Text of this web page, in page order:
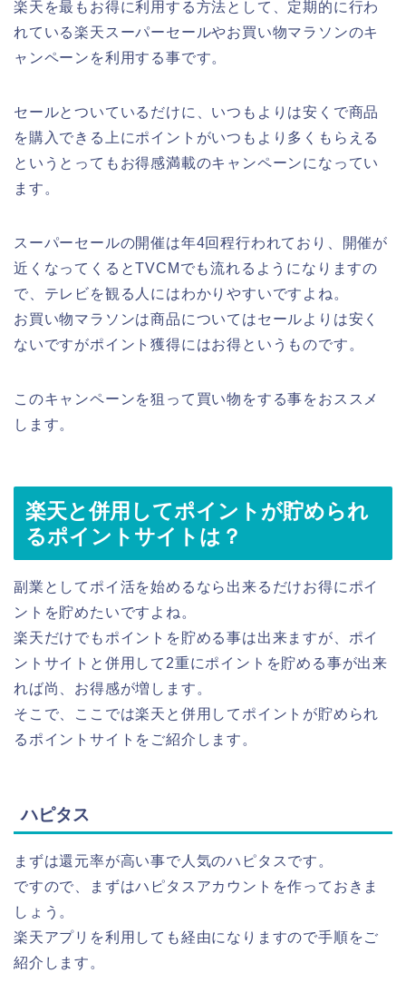
楽天を最もお得に利用する方法として、定期的に行わ
れている楽天スーパーセールやお買い物マラソンのキ
ャンペーンを利用する事です。
セールとついているだけに、いつもよりは安くで商品
を購入できる上にポイントがいつもより多くもらえる
というとってもお得感満載のキャンペーンになってい
ます。
スーパーセールの開催は年4回程行われており、開催が
近くなってくるとTVCMでも流れるようになりますの
で、テレビを観る人にはわかりやすいですよね。
お買い物マラソンは商品についてはセールよりは安く
ないですがポイント獲得にはお得というものです。
このキャンペーンを狙って買い物をする事をおススメ
します。
楽天と併用してポイントが貯められ
るポイントサイトは？
副業としてポイ活を始めるなら出来るだけお得にポイ
ントを貯めたいですよね。
楽天だけでもポイントを貯める事は出来ますが、ポイ
ントサイトと併用して2重にポイントを貯める事が出来
れば尚、お得感が増します。
そこで、ここでは楽天と併用してポイントが貯められ
るポイントサイトをご紹介します。
ハピタス
まずは還元率が高い事で人気のハピタスです。
ですので、まずはハピタスアカウントを作っておきま
しょう。
楽天アプリを利用しても経由になりますので手順をご
紹介します。